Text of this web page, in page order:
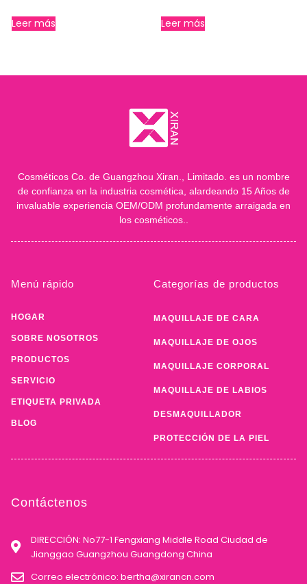
Leer más Leer más
Cosméticos Co. de Guangzhou Xiran., Limitado. es un nombre
de confianza en la industria cosmética, alardeando 15 Años de
invaluable experiencia OEM/ODM profundamente arraigada en
los cosméticos..
Menú rápido
HOGAR
SOBRE NOSOTROS
PRODUCTOS
SERVICIO
ETIQUETA PRIVADA
BLOG
Categorías de productos
MAQUILLAJE DE CARA
MAQUILLAJE DE OJOS
MAQUILLAJE CORPORAL
MAQUILLAJE DE LABIOS
DESMAQUILLADOR
PROTECCIÓN DE LA PIEL
Contáctenos
DIRECCIÓN: No77-1 Fengxiang Middle Road Ciudad de
Jianggao Guangzhou Guangdong China
Correo electrónico: bertha@xirancn.com